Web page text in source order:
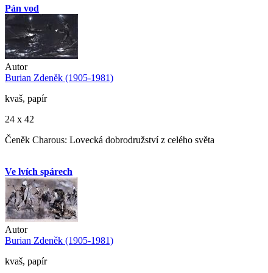
Pán vod
Autor
Burian Zdeněk (1905-1981)
kvaš, papír
24 x 42
Čeněk Charous: Lovecká dobrodružství z celého světa
Ve lvích spárech
Autor
Burian Zdeněk (1905-1981)
kvaš, papír